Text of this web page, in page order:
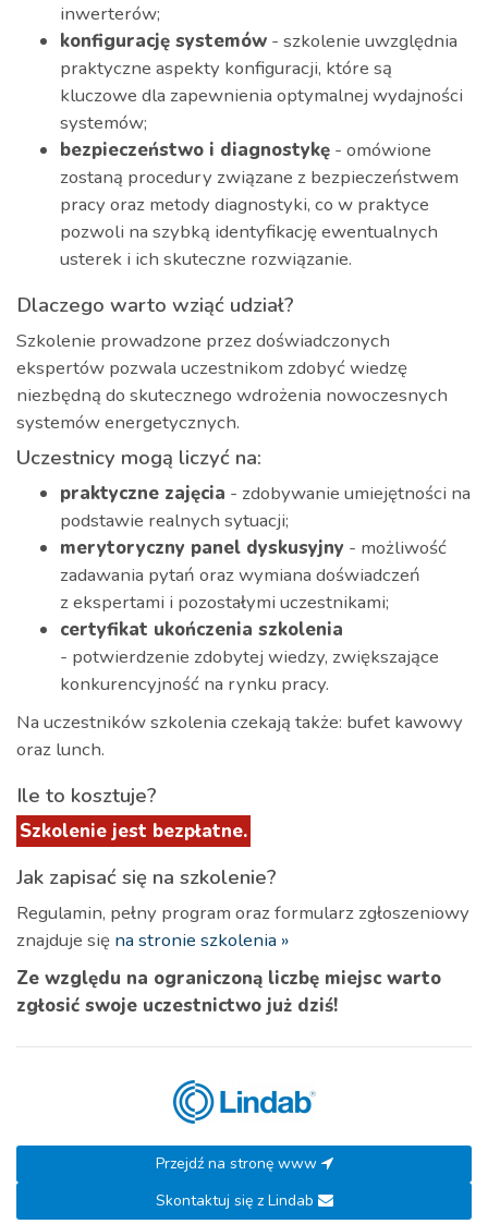
inwerterów;
konfigurację systemów - szkolenie uwzględnia
praktyczne aspekty konfiguracji, które są
kluczowe dla zapewnienia optymalnej wydajności
systemów;
bezpieczeństwo i diagnostykę - omówione
zostaną procedury związane z bezpieczeństwem
pracy oraz metody diagnostyki, co w praktyce
pozwoli na szybką identyfikację ewentualnych
usterek i ich skuteczne rozwiązanie.
Dlaczego warto wziąć udział?
Szkolenie prowadzone przez doświadczonych
ekspertów pozwala uczestnikom zdobyć wiedzę
niezbędną do skutecznego wdrożenia nowoczesnych
systemów energetycznych.
Uczestnicy mogą liczyć na:
praktyczne zajęcia - zdobywanie umiejętności na
podstawie realnych sytuacji;
merytoryczny panel dyskusyjny - możliwość
zadawania pytań oraz wymiana doświadczeń
z ekspertami i pozostałymi uczestnikami;
certyfikat ukończenia szkolenia
- potwierdzenie zdobytej wiedzy, zwiększające
konkurencyjność na rynku pracy.
Na uczestników szkolenia czekają także: bufet kawowy
oraz lunch.
Ile to kosztuje?
Szkolenie jest bezpłatne.
Jak zapisać się na szkolenie?
Regulamin, pełny program oraz formularz zgłoszeniowy
znajduje się na stronie szkolenia »
Ze względu na ograniczoną liczbę miejsc warto
zgłosić swoje uczestnictwo już dziś!
Przejdź na stronę www
Skontaktuj się z Lindab